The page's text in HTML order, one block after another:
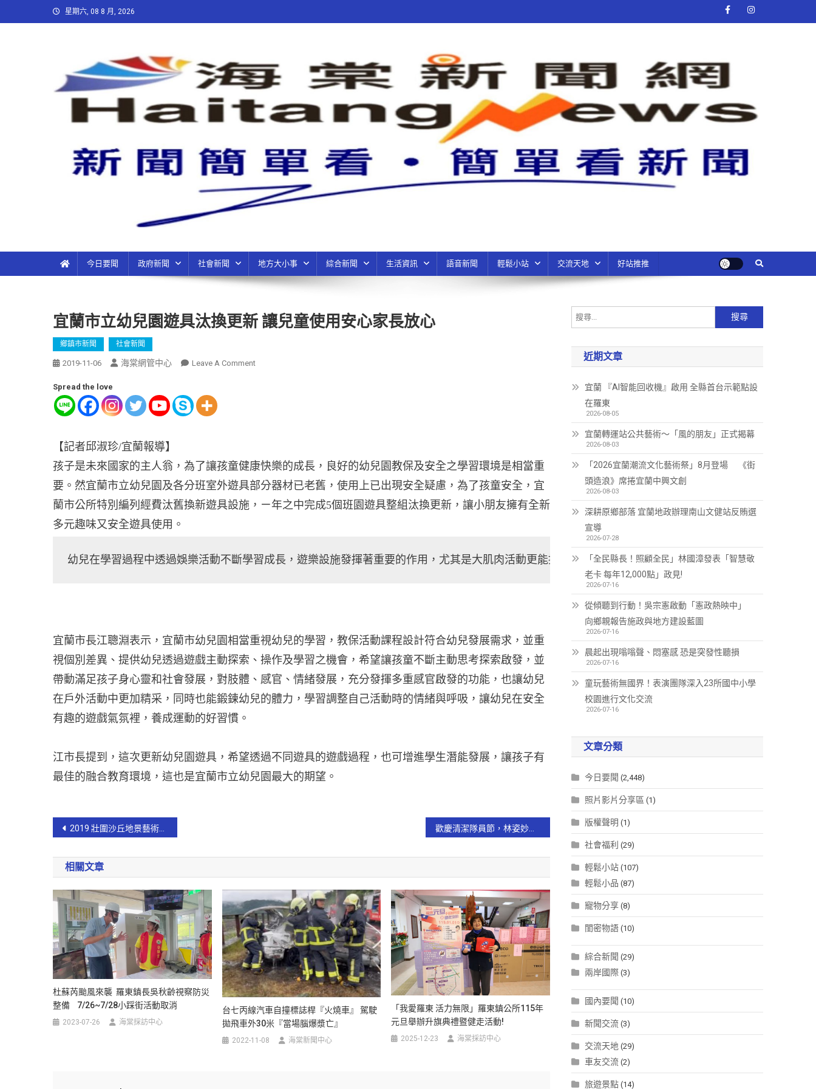
星期六, 08 8 月, 2026
今日要聞 政府新聞 社會新聞 地方大小事 綜合新聞 生活資訊 語音新聞 輕鬆小站 交流天地 好站推推
宜蘭市立幼兒園遊具汰換更新 讓兒童使用安心家長放心
鄉鎮市新聞 社會新聞
2019-11-06 海棠網管中心 Leave A Comment
Spread the love
【記者邱淑珍/宜蘭報導】
孩子是未來國家的主人翁，為了讓孩童健康快樂的成長，良好的幼兒園教保及安全之學習環境是相當重
要。然宜蘭市立幼兒園及各分班室外遊具部分器材已老舊，使用上已出現安全疑慮，為了孩童安全，宜
蘭市公所特別編列經費汰舊換新遊具設施，ㄧ年之中完成5個班園遊具整組汰換更新，讓小朋友擁有全新
多元趣味又安全遊具使用。
幼兒在學習過程中透過娛樂活動不斷學習成長，遊樂設施發揮著重要的作用，尤其是大肌肉活動更能提升幼兒的專注力、身體發育、智力發展、語言能
宜蘭市長江聰淵表示，宜蘭市幼兒園相當重視幼兒的學習，教保活動課程設計符合幼兒發展需求，並重
視個別差異、提供幼兒透過遊戲主動探索、操作及學習之機會，希望讓孩童不斷主動思考探索啟發，並
帶動滿足孩子身心靈和社會發展，對肢體、感官、情緒發展，充分發揮多重感官啟發的功能，也讓幼兒
在戶外活動中更加精采，同時也能鍛鍊幼兒的體力，學習調整自己活動時的情緒與呼吸，讓幼兒在安全
有趣的遊戲氣氛裡，養成運動的好習慣。
江市長提到，這次更新幼兒園遊具，希望透過不同遊具的遊戲過程，也可增進學生潛能發展，讓孩子有
最佳的融合教育環境，這也是宜蘭市立幼兒園最大的期望。
2019 壯圍沙丘地景藝術節15日起展開 ?姿妙縣長今訪壯圍沙丘
相關文章
杜蘇芮颱風來襲 羅東鎮長吳秋齡視察防災
整備 7/26~7/28小踩街活動取消
2023-07-26 海棠採訪中心
台七丙線汽車自撞標誌桿『火燒車』 駕駛
拋飛車外30米『當場腦爆漿亡』
2022-11-08 海棠新聞中心
「我愛羅東 活力無限」羅東鎮公所115年
元旦舉辦升旗典禮暨健走活動!
2025-12-23 海棠採訪中心
近期文章
宜蘭 『AI智能回收機』啟用 全縣首台示範點設
在羅東
2026-08-05
宜蘭轉運站公共藝術～「風的朋友」正式揭幕
2026-08-03
「2026宜蘭潮流文化藝術祭」8月登場 《街
頭造浪》席捲宜蘭中興文創
2026-08-03
深耕原鄉部落 宜蘭地政辦理南山文健站反賄選
宣導
2026-07-28
「全民縣長！照顧全民」林國漳發表「智慧敬
老卡 每年12,000點」政見!
2026-07-16
從傾聽到行動！吳宗憲啟動「憲政熱映中」
向鄉親報告施政與地方建設藍圖
2026-07-16
晨起出現嗡嗡聲、悶塞感 恐是突發性聽損
2026-07-16
童玩藝術無國界！表演團隊深入23所國中小學
校園進行文化交流
2026-07-16
文章分類
今日要聞 (2,448)
照片影片分享區 (1)
版權聲明 (1)
社會福利 (29)
輕鬆小站 (107)
輕鬆小品 (87)
寵物分享 (8)
閨密物語 (10)
綜合新聞 (29)
兩岸國際 (3)
國內要聞 (10)
新聞交流 (3)
交流天地 (29)
車友交流 (2)
旅遊景點 (14)